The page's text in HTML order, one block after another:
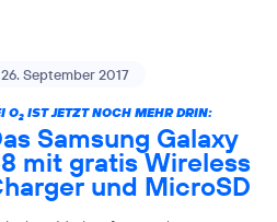
26. September 2017
O2IST JETZT NOCH MEHR DRIN:
Samsung Galaxy
mit gratis Wireless
und MicroSD